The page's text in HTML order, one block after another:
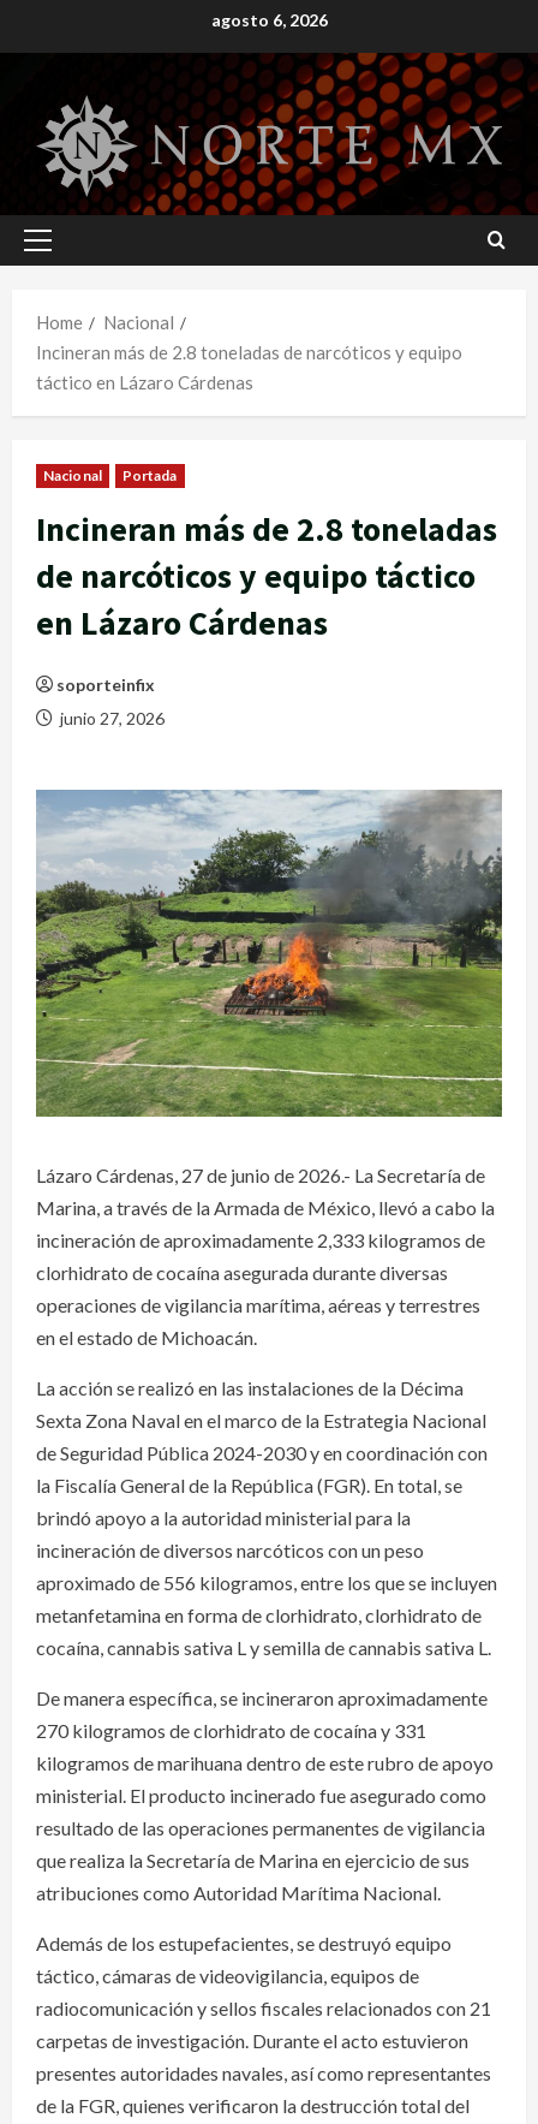
to
agosto 6, 2026
Primary
Home
Nacional
Incineran más de 2.8 toneladas de narcóticos y equipo
táctico en Lázaro Cárdenas
Nacional Portada
Incineran más de 2.8 toneladas
de narcóticos y equipo táctico
en Lázaro Cárdenas
soporteinfix
junio 27, 2026
Lázaro Cárdenas, 27 de junio de 2026.- La Secretaría de
Marina, a través de la Armada de México, llevó a cabo la
incineración de aproximadamente 2,333 kilogramos de
clorhidrato de cocaína asegurada durante diversas
operaciones de vigilancia marítima, aéreas y terrestres
en el estado de Michoacán.
La acción se realizó en las instalaciones de la Décima
Sexta Zona Naval en el marco de la Estrategia Nacional
de Seguridad Pública 2024-2030 y en coordinación con
la Fiscalía General de la República (FGR). En total, se
brindó apoyo a la autoridad ministerial para la
incineración de diversos narcóticos con un peso
aproximado de 556 kilogramos, entre los que se incluyen
metanfetamina en forma de clorhidrato, clorhidrato de
cocaína, cannabis sativa L y semilla de cannabis sativa L.
De manera específica, se incineraron aproximadamente
270 kilogramos de clorhidrato de cocaína y 331
kilogramos de marihuana dentro de este rubro de apoyo
ministerial. El producto incinerado fue asegurado como
resultado de las operaciones permanentes de vigilancia
que realiza la Secretaría de Marina en ejercicio de sus
atribuciones como Autoridad Marítima Nacional.
Además de los estupefacientes, se destruyó equipo
táctico, cámaras de videovigilancia, equipos de
radiocomunicación y sellos fiscales relacionados con 21
carpetas de investigación. Durante el acto estuvieron
presentes autoridades navales, así como representantes
de la FGR, quienes verificaron la destrucción total del